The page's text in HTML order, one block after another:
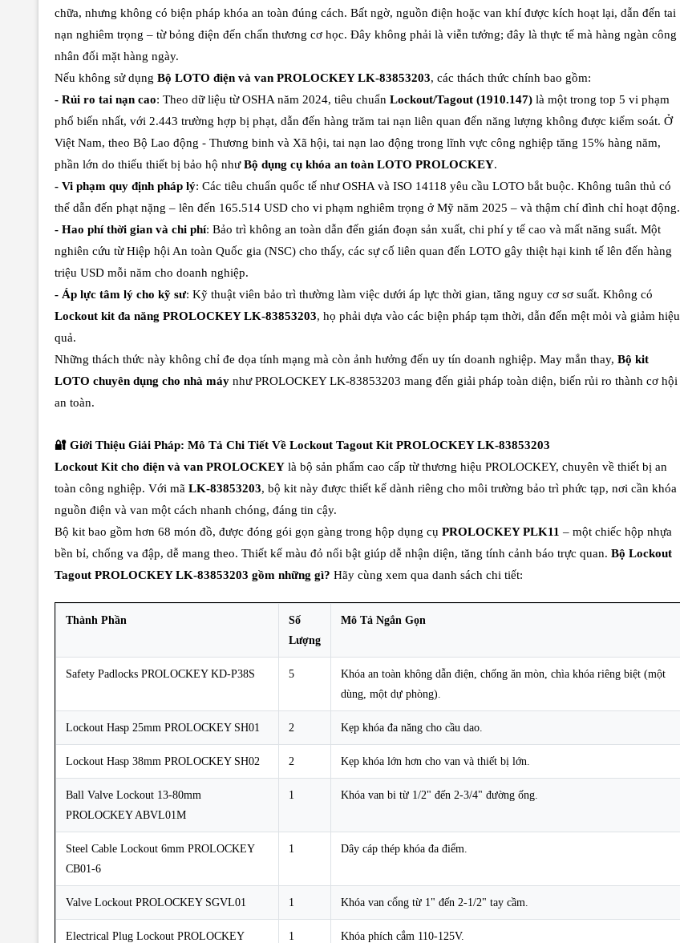
chữa, nhưng không có biện pháp khóa an toàn đúng cách. Bất ngờ, nguồn điện hoặc van khí được kích hoạt lại, dẫn đến tai
nạn nghiêm trọng – từ bỏng điện đến chấn thương cơ học. Đây không phải là viễn tưởng; đây là thực tế mà hàng ngàn công
nhân đối mặt hàng ngày.
Nếu không sử dụng Bộ LOTO điện và van PROLOCKEY LK-83853203, các thách thức chính bao gồm:
- Rủi ro tai nạn cao: Theo dữ liệu từ OSHA năm 2024, tiêu chuẩn Lockout/Tagout (1910.147) là một trong top 5 vi phạm
phổ biến nhất, với 2.443 trường hợp bị phạt, dẫn đến hàng trăm tai nạn liên quan đến năng lượng không được kiểm soát. Ở
Việt Nam, theo Bộ Lao động - Thương binh và Xã hội, tai nạn lao động trong lĩnh vực công nghiệp tăng 15% hàng năm,
phần lớn do thiếu thiết bị bảo hộ nhưBộ dụng cụ khóa an toàn LOTO PROLOCKEY.
- Vi phạm quy định pháp lý: Các tiêu chuẩn quốc tế như OSHA và ISO 14118 yêu cầu LOTO bắt buộc. Không tuân thủ có
thể dẫn đến phạt nặng – lên đến 165.514 USD cho vi phạm nghiêm trọng ở Mỹ năm 2025 – và thậm chí đình chỉ hoạt động.
- Hao phí thời gian và chi phí: Bảo trì không an toàn dẫn đến gián đoạn sản xuất, chi phí y tế cao và mất năng suất. Một
nghiên cứu từ Hiệp hội An toàn Quốc gia (NSC) cho thấy, các sự cố liên quan đến LOTO gây thiệt hại kinh tế lên đến hàng
triệu USD mỗi năm cho doanh nghiệp.
- Áp lực tâm lý cho kỹ sư: Kỹ thuật viên bảo trì thường làm việc dưới áp lực thời gian, tăng nguy cơ sơ suất. Không có
Lockout kit đa năng PROLOCKEY LK-83853203, họ phải dựa vào các biện pháp tạm thời, dẫn đến mệt mỏi và giảm hiệu
quả.
Những thách thức này không chỉ đe dọa tính mạng mà còn ảnh hưởng đến uy tín doanh nghiệp. May mắn thay, Bộ kit
LOTO chuyên dụng cho nhà máy như PROLOCKEY LK-83853203 mang đến giải pháp toàn diện, biến rủi ro thành cơ hội
an toàn.
🔐 Giới Thiệu Giải Pháp: Mô Tả Chi Tiết Về Lockout Tagout Kit PROLOCKEY LK-83853203
Lockout Kit cho điện và van PROLOCKEY là bộ sản phẩm cao cấp từ thương hiệu PROLOCKEY, chuyên về thiết bị an
toàn công nghiệp. Với mã LK-83853203, bộ kit này được thiết kế dành riêng cho môi trường bảo trì phức tạp, nơi cần khóa
nguồn điện và van một cách nhanh chóng, đáng tin cậy.
Bộ kit bao gồm hơn 68 món đồ, được đóng gói gọn gàng trong hộp dụng cụ PROLOCKEY PLK11 – một chiếc hộp nhựa
bền bỉ, chống va đập, dễ mang theo. Thiết kế màu đỏ nổi bật giúp dễ nhận diện, tăng tính cảnh báo trực quan. Bộ Lockout
Tagout PROLOCKEY LK-83853203 gồm những gì? Hãy cùng xem qua danh sách chi tiết:
Thành Phần
Số
Lượng
Mô Tả Ngắn Gọn
Safety Padlocks PROLOCKEY KD-P38S 5
Khóa an toàn không dẫn điện, chống ăn mòn, chìa khóa riêng biệt (một
dùng, một dự phòng).
Lockout Hasp 25mm PROLOCKEY SH01 2 Kẹp khóa đa năng cho cầu dao.
Lockout Hasp 38mm PROLOCKEY SH02 2 Kẹp khóa lớn hơn cho van và thiết bị lớn.
Ball Valve Lockout 13-80mm
PROLOCKEY ABVL01M
1 Khóa van bi từ 1/2" đến 2-3/4" đường ống.
Steel Cable Lockout 6mm PROLOCKEY
CB01-6
1 Dây cáp thép khóa đa điểm.
Valve Lockout PROLOCKEY SGVL01 1 Khóa van cổng từ 1" đến 2-1/2" tay cầm.
Electrical Plug Lockout PROLOCKEY
1 Khóa phích cắm 110-125V.